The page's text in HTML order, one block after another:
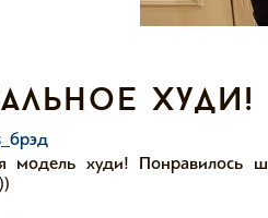
худи!
модель худи!